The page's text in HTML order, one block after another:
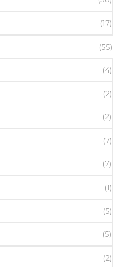
(17)
(55)
(4)
(2)
(2)
(7)
(7)
(1)
(5)
(5)
(2)